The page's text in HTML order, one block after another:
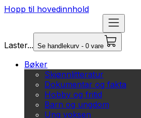
Hopp til hovedinnhold
Laster... Se handlekurv - 0 vare
Bøker
Skjønnlitteratur
Dokumentar og fakta
Hobby og fritid
Barn og ungdom
Ung voksen